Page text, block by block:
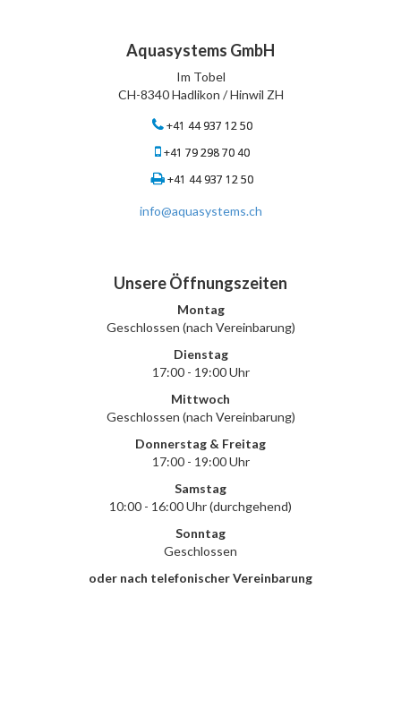
Aquasystems GmbH
Im Tobel
CH-8340 Hadlikon / Hinwil ZH
+41 44 937 12 50
+41 79 298 70 40
+41 44 937 12 50
info@aquasystems.ch
Unsere Öffnungszeiten
Montag
Geschlossen (nach Vereinbarung)
Dienstag
17:00 - 19:00 Uhr
Mittwoch
Geschlossen (nach Vereinbarung)
Donnerstag & Freitag
17:00 - 19:00 Uhr
Samstag
10:00 - 16:00 Uhr (durchgehend)
Sonntag
Geschlossen
oder nach telefonischer Vereinbarung